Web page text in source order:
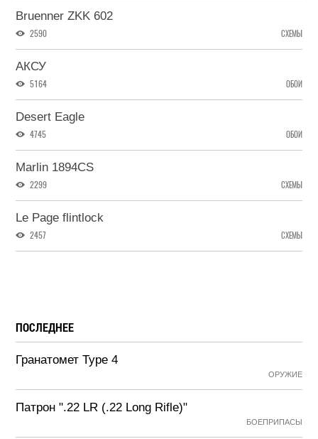
Bruenner ZKK 602
2590 СХЕМЫ
АКСУ
5164 ОБОИ
Desert Eagle
4745 ОБОИ
Marlin 1894CS
2299 СХЕМЫ
Le Page flintlock
2457 СХЕМЫ
ПОСЛЕДНЕЕ
Гранатомет Type 4
ОРУЖИЕ
Патрон ".22 LR (.22 Long Rifle)"
БОЕПРИПАСЫ